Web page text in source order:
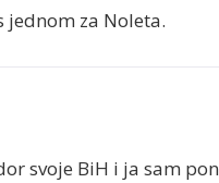
jednom za Noleta.
svoje BiH i ja sam